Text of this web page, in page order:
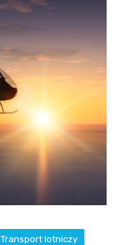
Transport lotniczy